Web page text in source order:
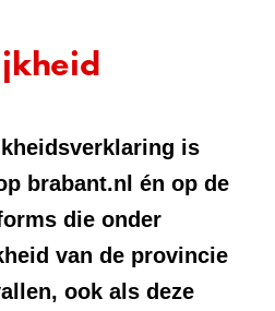
is
brabant.nl én op de
die onder
van de provincie
ook als deze